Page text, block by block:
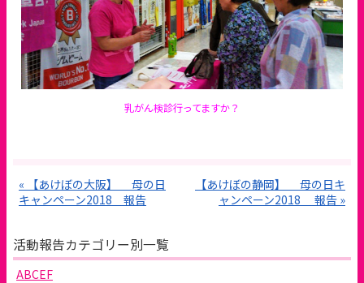
乳がん検診行ってますか？
« 【あけぼの大阪】 母の日
キャンペーン2018 報告
【あけぼの静岡】 母の日キ
ャンペーン2018 報告 »
活動報告カテゴリー別一覧
ABCEF